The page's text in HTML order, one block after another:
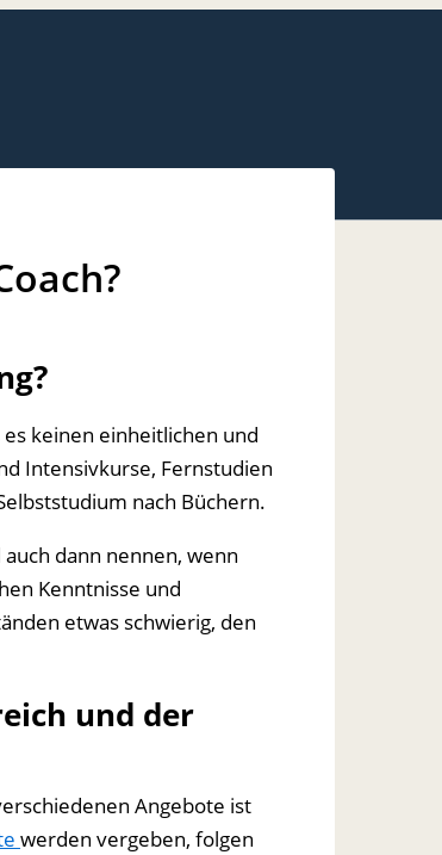
keinen einheitlichen und
Intensivkurse, Fernstudien
nach Büchern.
dann nennen, wenn
Kenntnisse und
etwas schwierig, den
und der
Angebote ist
werden vergeben, folgen